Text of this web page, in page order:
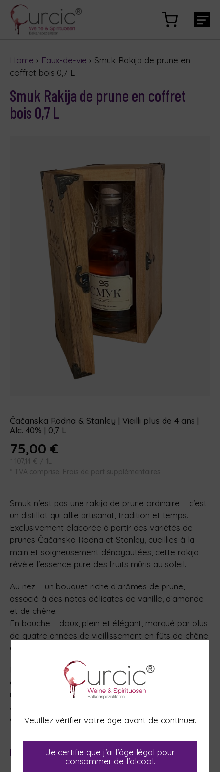
Home › Eaux-de-vie › Smuk Rakija de prune en
coffret bois 0,7 L
Smuk Rakija de prune en coffret
bois 0,7 L
Čačanska Rodna & Stanley | Vieilli plus de 4 ans |
Alc. 40% | 0,7 L
75,00€
* 107,14 € / 1L
* TVA comprise. Frais de port supplémentaires
Smuk n’est pas une rakija de prune ordinaire – c’est
un distillat qui allie artisanat, tradition et temps.
Exclusivement élaborée à partir des variétés de
prunes Čačanska Rodna et Stanley, cueillies à la
main et soigneusement dénoyautées, cette rakija
révèle l’essence pure des fruits mûris au soleil.
Au nez – un bouquet riche d’arômes de prune,
associé à des notes délicates de vanille, d’amande
et de chêne.
En bouche – doux, plein et élégant, marqué par plus
de quatre années de vieillissement en fûts de chêne
de Kopaonik, fabriqués artisanalement.
Élégant et complexe, Smuk est à la fois intemporel
et moderne – l’expression parfaite de l’artisanat
montagnard dans chaque goutte.
À servir entre 15 et 18 °C, en apéritif, en digestif ou
comme cadeau pour des moments d’exception.
Fabricant
Veuillez vérifier votre âge avant de continuer.
Je certifie que j’ai l’âge légal pour
consommer de l’alcool.